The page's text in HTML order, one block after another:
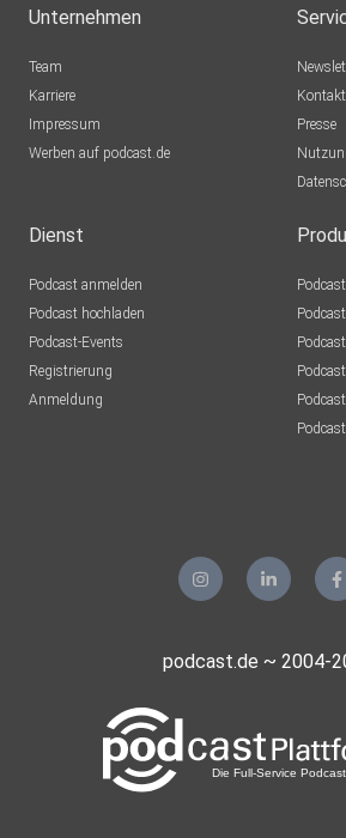
Unternehmen
Team
Karriere
Impressum
Werben auf podcast.de
Kontakt
Presse
Dienst
Podcast anmelden
Podcast hochladen
Podcast-Events
Registrierung
Anmeldung
podcast.de ~ 2004-